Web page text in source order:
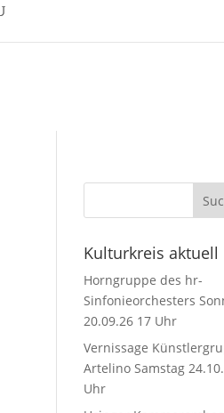
Kulturkreis aktuell
Horngruppe des hr-
Sinfonieorchesters
20.09.26 17 Uhr
Vernissage
Artelino Samstag
Uhr